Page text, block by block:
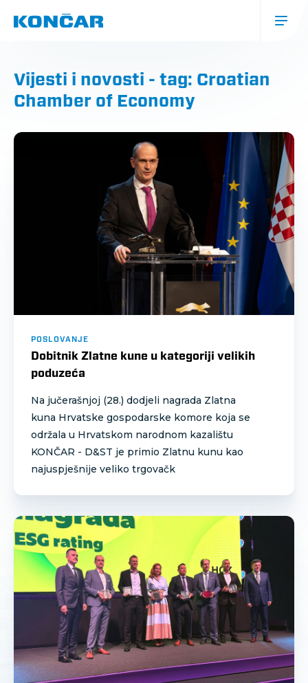
navigacija
(mobile)
Vijesti i novosti - tag: Croatian
Chamber of Economy
POSLOVANJE
Dobitnik Zlatne kune u kategoriji velikih
poduzeća
Na jučerašnjoj (28.) dodjeli nagrada Zlatna
kuna Hrvatske gospodarske komore koja se
održala u Hrvatskom narodnom kazalištu
KONČAR - D&ST je primio Zlatnu kunu kao
najuspješnije veliko trgovačk